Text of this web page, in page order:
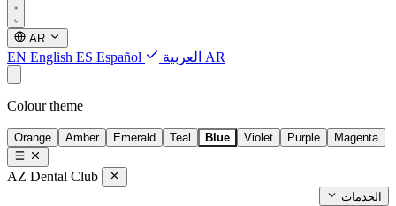
AR
EN English ES Español AR العربية
Colour theme
Orange Amber Emerald Teal Blue Violet Purple Magenta
AZ Dental Club
الخدمات